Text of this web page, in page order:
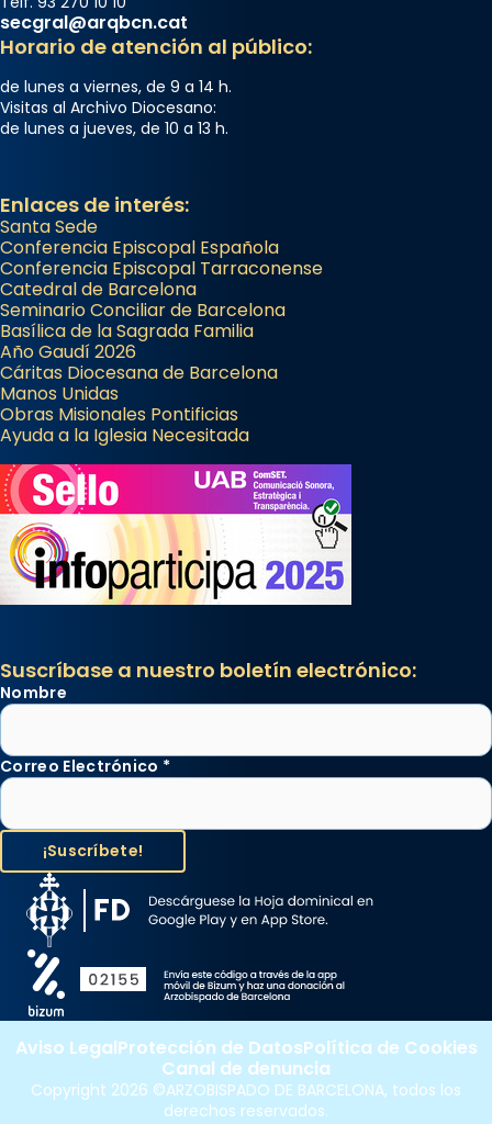
secgral@arqbcn.cat
Horario de atención al público:
de lunes a viernes, de 9 a 14 h.
Visitas al Archivo Diocesano:
de lunes a jueves, de 10 a 13 h.
Enlaces de interés:
Santa Sede
Conferencia Episcopal Española
Conferencia Episcopal Tarraconense
Catedral de Barcelona
Seminario Conciliar de Barcelona
Basílica de la Sagrada Familia
Año Gaudí 2026
Cáritas Diocesana de Barcelona
Manos Unidas
Obras Misionales Pontificias
Ayuda a la Iglesia Necesitada
Suscríbase a nuestro boletín electrónico:
Nombre
Correo Electrónico *
Copyright 2026 ©ARZOBISPADO DE BARCELONA, todos los
derechos reservados.
Aviso LegalProtección de DatosPolítica de Cookies
Canal de denuncia